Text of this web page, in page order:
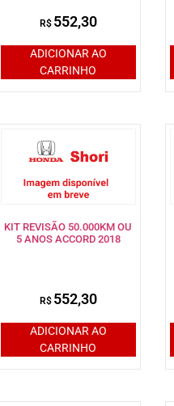
R$ 552,30
ADICIONAR AO
CARRINHO
KIT REVISÃO 50.000KM OU
5 ANOS ACCORD 2018
R$ 552,30
ADICIONAR AO
CARRINHO